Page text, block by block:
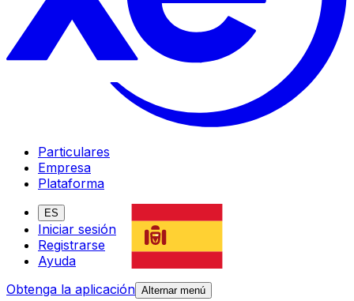
Particulares
Empresa
Plataforma
ES
Iniciar sesión
Registrarse
Ayuda
Obtenga la aplicación Alternar menú